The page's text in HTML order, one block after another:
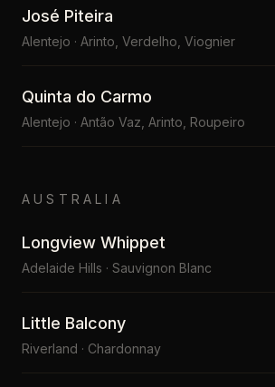
José Piteira
Alentejo · Arinto, Verdelho, Viognier
Quinta do Carmo
Alentejo · Antão Vaz, Arinto, Roupeiro
AUSTRALIA
Longview Whippet
Adelaide Hills · Sauvignon Blanc
Little Balcony
Riverland · Chardonnay